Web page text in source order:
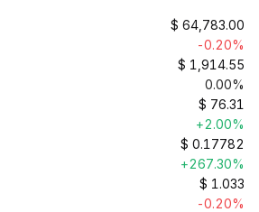
$ 64,783.00
-0.20%
$ 1,914.55
0.00%
$ 76.31
+2.00%
$ 0.17782
+267.30%
$ 1.033
-0.20%